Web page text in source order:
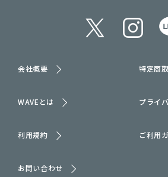
会社概要 特定商
WAVEとは プライ
利用規約 ご利用
お問い合わせ